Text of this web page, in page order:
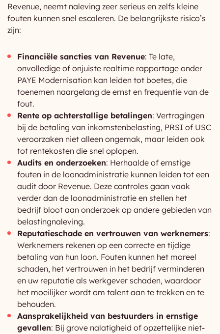
Revenue, neemt naleving zeer serieus en zelfs kleine
fouten kunnen snel escaleren. De belangrijkste risico’s
zijn:
Financiële sancties van Revenue: Te late,
onvolledige of onjuiste realtime rapportage onder
PAYE Modernisation kan leiden tot boetes, die
toenemen naargelang de ernst en frequentie van de
fout.
Rente op achterstallige betalingen: Vertragingen
bij de betaling van inkomstenbelasting, PRSI of USC
veroorzaken niet alleen ongemak, maar leiden ook
tot rentekosten die snel oplopen.
Audits en onderzoeken: Herhaalde of ernstige
fouten in de loonadministratie kunnen leiden tot een
audit door Revenue. Deze controles gaan vaak
verder dan de loonadministratie en stellen het
bedrijf bloot aan onderzoek op andere gebieden van
belastingnaleving.
Reputatieschade en vertrouwen van werknemers:
Werknemers rekenen op een correcte en tijdige
betaling van hun loon. Fouten kunnen het moreel
schaden, het vertrouwen in het bedrijf verminderen
en uw reputatie als werkgever schaden, waardoor
het moeilijker wordt om talent aan te trekken en te
behouden.
Aansprakelijkheid van bestuurders in ernstige
gevallen: Bij grove nalatigheid of opzettelijke niet-